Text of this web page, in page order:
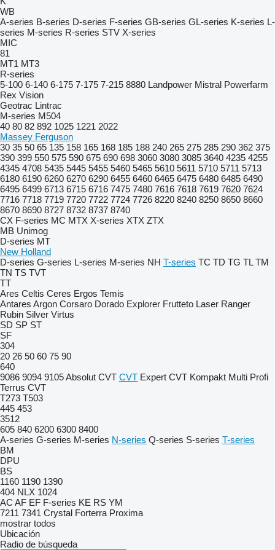
WB
A-series B-series D-series F-series GB-series GL-series K-series L-
series M-series R-series STV X-series
MIC
81
MT1 MT3
R-series
5-100 6-140 6-175 7-175 7-215 8880 Landpower Mistral Powerfarm
Rex Vision
Geotrac Lintrac
M-series M504
40 80 82 892 1025 1221 2022
Massey Ferguson
30 35 50 65 135 158 165 168 185 188 240 265 275 285 290 362 375
390 399 550 575 590 675 690 698 3060 3080 3085 3640 4235 4255
4345 4708 5435 5445 5455 5460 5465 5610 5611 5710 5711 5713
6180 6190 6260 6270 6290 6455 6460 6465 6475 6480 6485 6490
6495 6499 6713 6715 6716 7475 7480 7616 7618 7619 7620 7624
7716 7718 7719 7720 7722 7724 7726 8220 8240 8250 8650 8660
8670 8690 8727 8732 8737 8740
CX F-series MC MTX X-series XTX ZTX
MB Unimog
D-series MT
New Holland
D-series G-series L-series M-series NH T-series TC TD TG TL TM
TN TS TVT
TT
Ares Celtis Ceres Ergos Temis
Antares Argon Corsaro Dorado Explorer Frutteto Laser Ranger
Rubin Silver Virtus
SD SP ST
SF
304
20 26 50 60 75 90
640
9086 9094 9105Absolut CVT CVT Expert CVT Kompakt Multi Profi
Terrus CVT
T273 T503
445 453
3512
605 840 6200 6300 8400
A-series G-series M-series N-series Q-series S-series T-series
BM
DPU
BS
1160 1190 1390
404 NLX 1024
AC AF EF F-series KE RS YM
7211 7341 Crystal Forterra Proxima
mostrar todos
Ubicación
Radio de búsqueda